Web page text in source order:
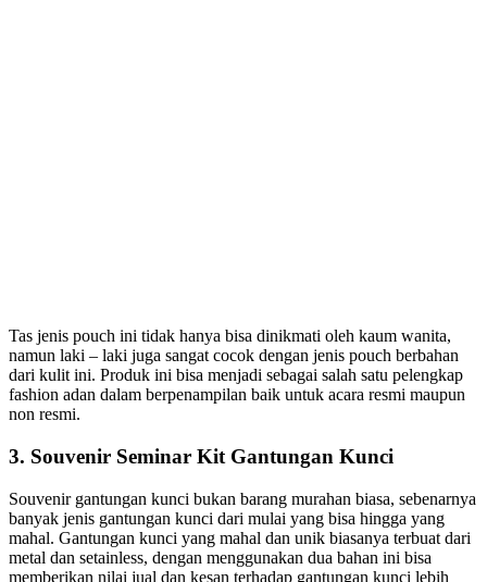
Tas jenis pouch ini tidak hanya bisa dinikmati oleh kaum wanita,
namun laki – laki juga sangat cocok dengan jenis pouch berbahan
dari kulit ini. Produk ini bisa menjadi sebagai salah satu pelengkap
fashion adan dalam berpenampilan baik untuk acara resmi maupun
non resmi.
3. Souvenir Seminar Kit Gantungan Kunci
Souvenir gantungan kunci bukan barang murahan biasa, sebenarnya
banyak jenis gantungan kunci dari mulai yang bisa hingga yang
mahal. Gantungan kunci yang mahal dan unik biasanya terbuat dari
metal dan setainless, dengan menggunakan dua bahan ini bisa
memberikan nilai jual dan kesan terhadap gantungan kunci lebih